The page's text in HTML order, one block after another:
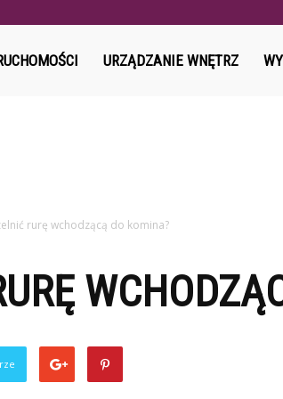
URZĄDZANIE WNĘTRZ
rurę wchodzącą do komina?